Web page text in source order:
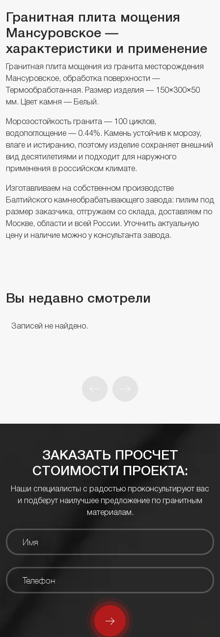
Гранитная плита мощения
Мансуровское —
характеристики и применение
Гранитная плита мощения из гранита месторождения
Мансуровское, обработка поверхности —
Термообработанная. Размер изделия — 150×300×50
мм. Цвет камня — Белый.
Морозостойкость гранита — 100 циклов,
водопоглощение — 0.44%. Камень устойчив к морозу,
влаге и истиранию, поэтому изделие сохраняет внешний
вид десятилетиями и подходит для наружного
применения в российском климате.
Изготавливаем на собственном производстве
Балтийского камнеобрабатывающего завода: пилим под
размер заказчика, отгружаем со склада, доставляем по
Москве, области и всей России. Уточнить актуальную
цену и наличие можно у консультанта завода.
Вы недавно смотрели
Записей не найдено.
ЗАКАЗАТЬ ПРОСЧЕТ
СТОИМОСТИ ПРОЕКТА:
Наши специалисты с радостью проконсультируют вас
и подберут наилучшее предложение по гранитным
материалам.